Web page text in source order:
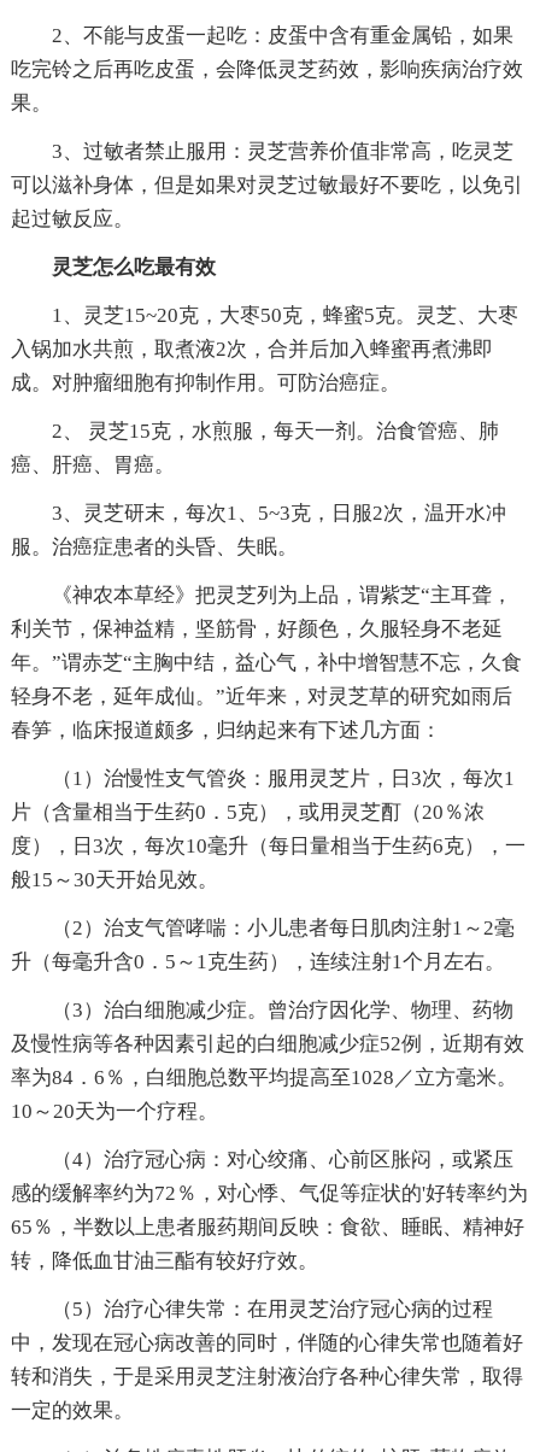
2、不能与皮蛋一起吃：皮蛋中含有重金属铅，如果
吃完铃之后再吃皮蛋，会降低灵芝药效，影响疾病治疗效
果。
3、过敏者禁止服用：灵芝营养价值非常高，吃灵芝
可以滋补身体，但是如果对灵芝过敏最好不要吃，以免引
起过敏反应。
灵芝怎么吃最有效
1、灵芝15~20克，大枣50克，蜂蜜5克。灵芝、大枣
入锅加水共煎，取煮液2次，合并后加入蜂蜜再煮沸即
成。对肿瘤细胞有抑制作用。可防治癌症。
2、 灵芝15克，水煎服，每天一剂。治食管癌、肺
癌、肝癌、胃癌。
3、灵芝研末，每次1、5~3克，日服2次，温开水冲
服。治癌症患者的头昏、失眠。
《神农本草经》把灵芝列为上品，谓紫芝“主耳聋，
利关节，保神益精，坚筋骨，好颜色，久服轻身不老延
年。”谓赤芝“主胸中结，益心气，补中增智慧不忘，久食
轻身不老，延年成仙。”近年来，对灵芝草的研究如雨后
春笋，临床报道颇多，归纳起来有下述几方面：
（1）治慢性支气管炎：服用灵芝片，日3次，每次1
片（含量相当于生药0．5克），或用灵芝酊（20％浓
度），日3次，每次10毫升（每日量相当于生药6克），一
般15～30天开始见效。
（2）治支气管哮喘：小儿患者每日肌肉注射1～2毫
升（每毫升含0．5～1克生药），连续注射1个月左右。
（3）治白细胞减少症。曾治疗因化学、物理、药物
及慢性病等各种因素引起的白细胞减少症52例，近期有效
率为84．6％，白细胞总数平均提高至1028／立方毫米。
10～20天为一个疗程。
（4）治疗冠心病：对心绞痛、心前区胀闷，或紧压
感的缓解率约为72％，对心悸、气促等症状的'好转率约为
65％，半数以上患者服药期间反映：食欲、睡眠、精神好
转，降低血甘油三酯有较好疗效。
（5）治疗心律失常：在用灵芝治疗冠心病的过程
中，发现在冠心病改善的同时，伴随的心律失常也随着好
转和消失，于是采用灵芝注射液治疗各种心律失常，取得
一定的效果。